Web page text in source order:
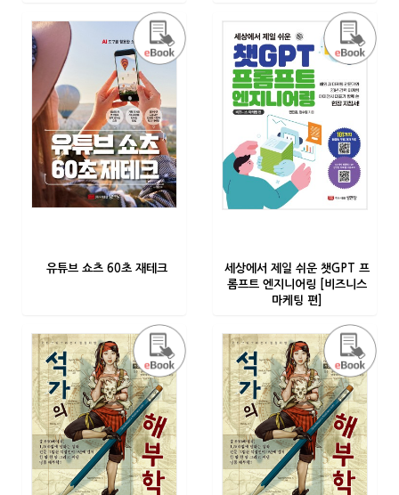
유튜브 쇼츠 60초 재테크
세상에서 제일 쉬운 챗GPT 프
롬프트 엔지니어링 [비즈니스
마케팅 편]